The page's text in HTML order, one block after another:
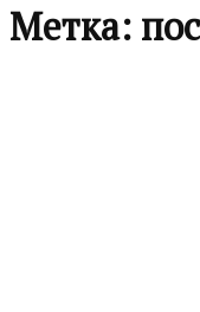
Метка: